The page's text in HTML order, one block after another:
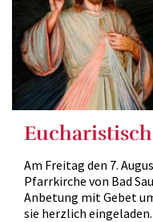
Am Freitag den 7.
Pfarrkirche von Bad
Anbetung mit Gebet
sie herzlich eingeladen.